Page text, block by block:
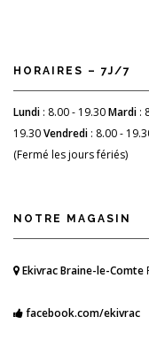
HORAIRES – 7J/7
Lundi : 8.00 - 19.30Mardi :
19.30Vendredi : 8.00 -
(Fermé les jours fériés)
NOTRE MAGASIN
Ekivrac Braine-le-Comte
facebook.com/ekivrac